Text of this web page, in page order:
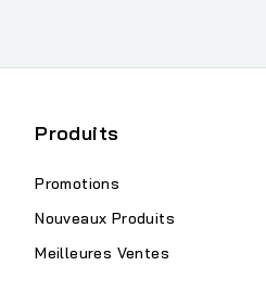
Produits
Promotions
Nouveaux Produits
Meilleures Ventes